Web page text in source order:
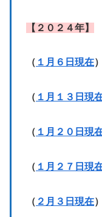
【２０２４年】
（ １月６日現在
（ １月１３日現
（ １月２０日現
（ １月２７日現
（ ２月３日現在